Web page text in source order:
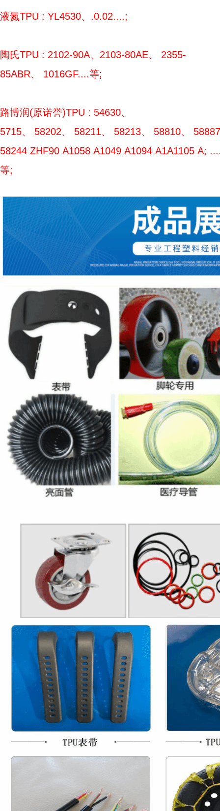
液氮TPU : YL4530、.0.02....;
陶氏TPU : 2102-90A、2103-80AE、 2355-
85ABR、 1016GF....等;
路博润(原诺誉)TPU : 54630、
5715、 58202、 58211、 58213、 58810、
58244 ZHF90 A1058 A1049 A1094 A1A1105 A;
等;